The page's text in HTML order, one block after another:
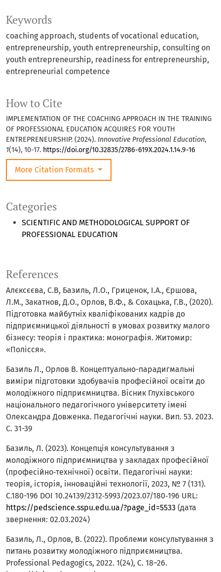
Keywords
coaching approach, students of vocational education,
entrepreneurship, youth entrepreneurship, consulting on
youth entrepreneurship, readiness for entrepreneurship,
entrepreneurial competence
Categories
SCIENTIFIC AND METHODOLOGICAL SUPPORT OF
PROFESSIONAL EDUCATION
How to Cite
IMPLEMENTATION OF THE COACHING APPROACH IN THE TRAINING
OF PROFESSIONAL EDUCATION ACQUIRES FOR YOUTH
ENTREPRENEURSHIP. (2024). Innovative Professional Education,
1(14), 10-17. https://doi.org/10.32835/2786-619X.2024.1.14.9-16
More Citation Formats
References
Алєксєєва, С.В, Базиль, Л.О., Гриценок, І.А., Єршова,
Л.М., Закатнов, Д.О., Орлов, В.Ф., & Сохацька, Г.В., (2020).
Підготовка майбутніх кваліфікованих кадрів до
підприємницької діяльності в умовах розвитку малого
бізнесу: теорія і практика: монографія. Житомир:
«Полісся».
Базиль Л., Орлов В. Концептуально-парадигмальні
виміри підготовки здобувачів професійної освіти до
молодіжного підприємництва. Вісник Глухівського
національного педагогічного університету імені
Олександра Довженка. Педагогічні науки. Вип. 53. 2023.
С. 31-39
Базиль, Л. (2023). Концепція консультування з
молодіжного підприємництва у закладах професійної
(професійно‐технічної) освіти. Педагогічні науки:
теорія, історія, інноваційні технології, 2023, № 7 (131).
С.180-196 DOI 10.24139/2312‐5993/2023.07/180‐196 URL:
https://pedscience.sspu.edu.ua/?page_id=5533 (дата
звернення: 02.03.2024)
Базиль, Л., Орлов, В. (2022). Проблеми консультування з
питань розвитку молодіжного підприємництва.
Professional Pedagogics, 2022. 1(24), С. 18–26.